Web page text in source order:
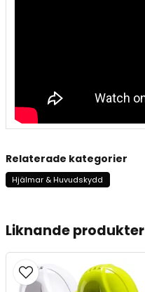
Liknande produkter
Relaterade kategorier
Hjälmar & Huvudskydd